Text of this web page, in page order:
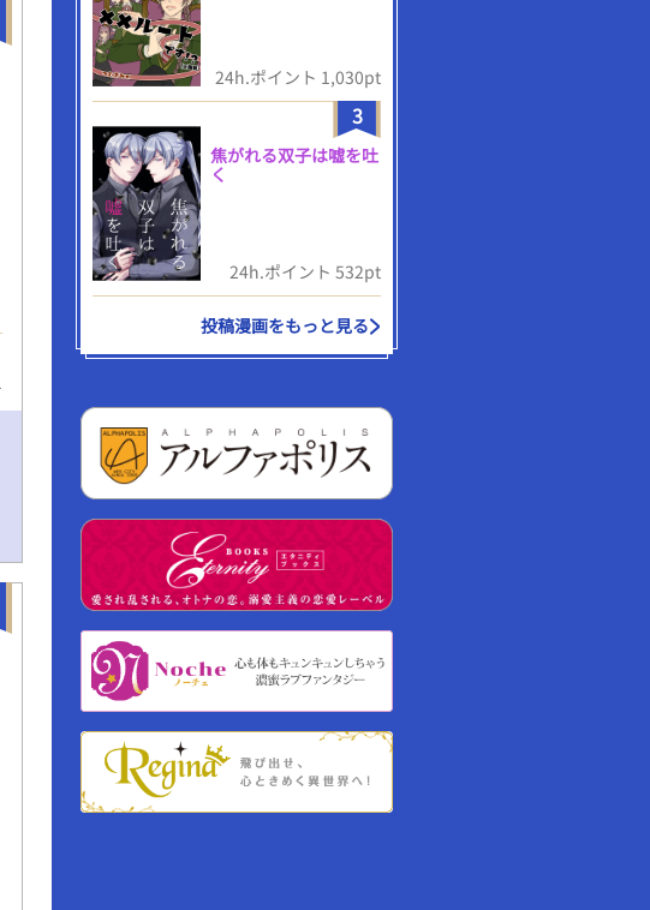
24h.ポイント 1,030pt
3
焦がれる双子は嘘を吐
く
24h.ポイント 532pt
投稿漫画をもっと見る